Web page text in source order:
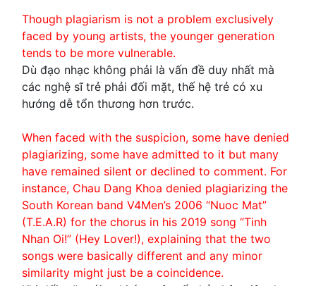
Though plagiarism is not a problem exclusively
faced by young artists, the younger generation
tends to be more vulnerable.
Dù đạo nhạc không phải là vấn đề duy nhất mà
các nghệ sĩ trẻ phải đối mặt, thế hệ trẻ có xu
hướng dễ tổn thương hơn trước.
When faced with the suspicion, some have denied
plagiarizing, some have admitted to it but many
have remained silent or declined to comment. For
instance, Chau Dang Khoa denied plagiarizing the
South Korean band V4Men’s 2006 “Nuoc Mat”
(T.E.A.R) for the chorus in his 2019 song “Tinh
Nhan Oi!” (Hey Lover!), explaining that the two
songs were basically different and any minor
similarity might just be a coincidence.